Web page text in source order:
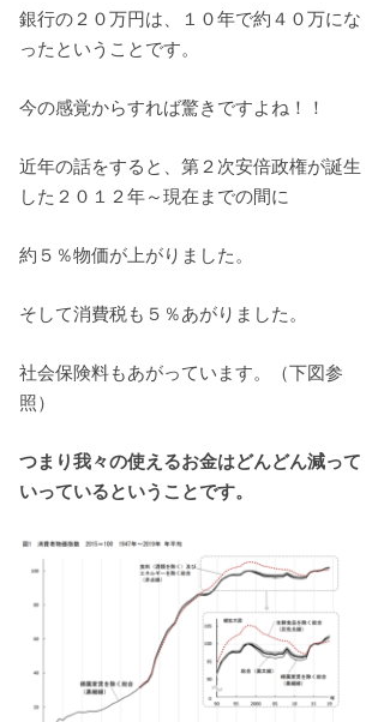
銀行の２０万円は、１０年で約４０万にな
ったということです。
今の感覚からすれば驚きですよね！！
近年の話をすると、第２次安倍政権が誕生
した２０１２年～現在までの間に
約５％物価が上がりました。
そして消費税も５％あがりました。
社会保険料もあがっています。（下図参
照）
つまり我々の使えるお金はどんどん減って
いっているということです。